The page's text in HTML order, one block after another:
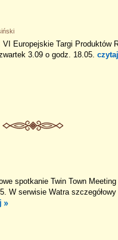
VI Europejskie Targi Produktów
3.09 o godz. 18.05.
spotkanie Twin Town
W serwisie Watra